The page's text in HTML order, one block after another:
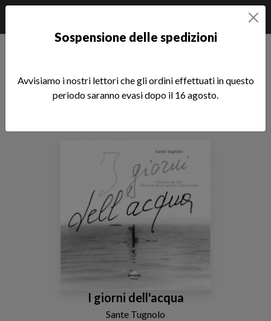
Libri di Sante Tugnolo
Sfoglia la lista completa
I giorni dell'acqua
Sante Tugnolo
Sospensione delle spedizioni
Avvisiamo i nostri lettori che gli ordini effettuati in questo
periodo saranno evasi dopo il 16 agosto.